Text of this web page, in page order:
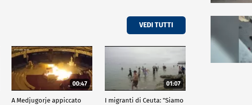
VEDI TUTTI
00:47
A Medjugorje appiccato
01:07
I migranti di Ceuta: "Siamo